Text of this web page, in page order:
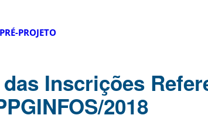
PROJETO
Inscrições
2018